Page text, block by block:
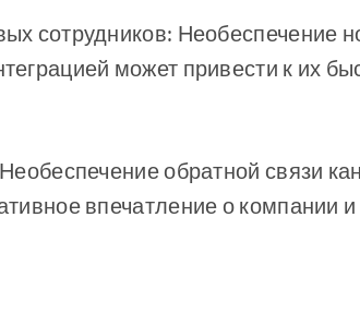
сотрудников: Необеспечение
может привести к их
обратной связи
впечатление о компании